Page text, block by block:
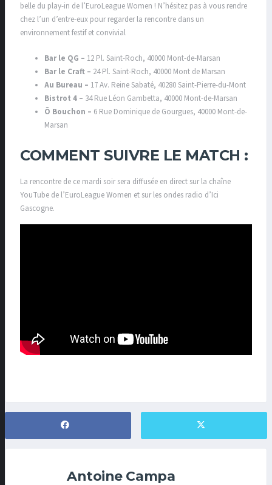
belle du play-in de l’EuroLeague Women ! N’hésitez pas à vous rendre
chez l’un d’entre-eux pour regarder la rencontre dans un
environnement festif et convivial
Bar le QG – 12 Pl. Saint-Roch, 40000 Mont-de-Marsan
Bar le Craft – 24 Pl. Saint-Roch, 40000 Mont de Marsan
Au Bureau – 17 Av. Reine Sabaté, 40280 Saint-Pierre-du-Mont
Bistrot 4 – 34 Rue Léon Gambetta, 40000 Mont-de-Marsan
Ô Bouchon – 6 Rue Dominique de Gourgues, 40000 Mont-de-
Marsan
COMMENT SUIVRE LE MATCH :
La rencontre de ce mardi soir sera diffusée en direct sur la chaîne
YouTube de l’EuroLeague Women et sur les ondes radio d’Ici
Gascogne.
Antoine Campa